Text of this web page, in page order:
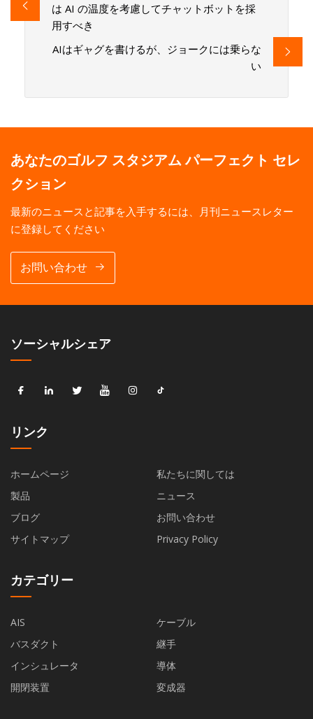
は AI の温度を考慮してチャットボットを採
用すべき
AIはギャグを書けるが、ジョークには乗らな
い
あなたのゴルフ スタジアム パーフェクト セレ
クション
最新のニュースと記事を入手するには、月刊ニュースレター
に登録してください
お問い合わせ
ソーシャルシェア
リンク
ホームページ
私たちに関しては
製品
ニュース
ブログ
お問い合わせ
サイトマップ
Privacy Policy
カテゴリー
AIS
ケーブル
バスダクト
継手
インシュレータ
導体
開閉装置
変成器